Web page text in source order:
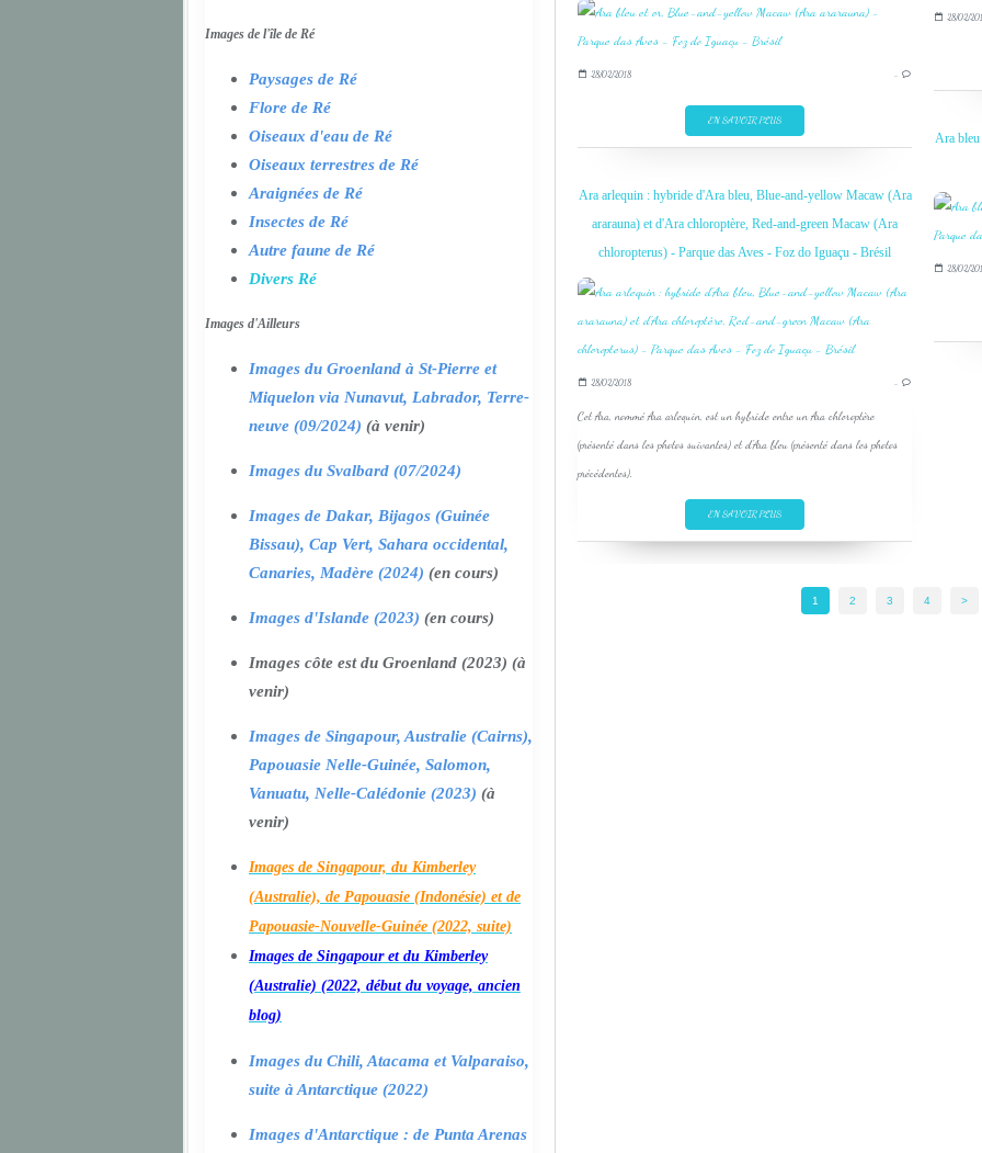
28/02/
28/02/2018 …
EN SAVOIR PLUS
Ara
28/02/
Ara arlequin : hybride d'Ara bleu, Blue-and-yellow Macaw (Ara
ararauna) et d'Ara chloroptère, Red-and-green Macaw (Ara
chloropterus) - Parque das Aves - Foz do Iguaçu - Brésil
28/02/2018 …
Cet Ara, nommé Ara arlequin, est un hybride entre un Ara chloroptère
(présenté dans les photos suivantes) et d'Ara bleu (présenté dans les photos
précédentes).
EN SAVOIR PLUS
1 2 3 4 >
Images de l'île de Ré
Paysages de Ré
Flore de Ré
Oiseaux d'eau de Ré
Oiseaux terrestres de Ré
Araignées de Ré
Insectes de Ré
Autre faune de Ré
Divers Ré
Images d'Ailleurs
Images du Groenland à St-Pierre et
Miquelon via Nunavut, Labrador, Terre-
neuve (09/2024) (à venir)
Images du Svalbard (07/2024)
Images de Dakar, Bijagos (Guinée
Bissau), Cap Vert, Sahara occidental,
Canaries, Madère (2024) (en cours)
Images d'Islande (2023) (en cours)
Images côte est du Groenland (2023) (à
venir)
Images de Singapour, Australie (Cairns),
Papouasie Nelle-Guinée, Salomon,
Vanuatu, Nelle-Calédonie (2023) (à
venir)
Images de Singapour, du Kimberley
(Australie), de Papouasie (Indonésie) et de
Papouasie-Nouvelle-Guinée (2022, suite)
Images de Singapour et du Kimberley
(Australie) (2022, début du voyage, ancien
blog)
Images du Chili, Atacama et Valparaiso,
suite à Antarctique (2022)
Images d'Antarctique : de Punta Arenas